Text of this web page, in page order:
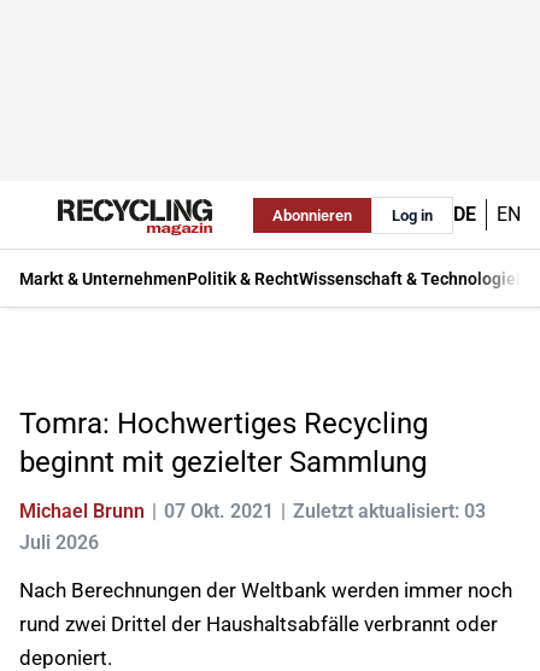
Abonnieren Log in DE EN
Markt & UnternehmenPolitik & RechtWissenschaft & Technologie
Tomra: Hochwertiges Recycling
beginnt mit gezielter Sammlung
Michael Brunn 07 Okt. 2021
Zuletzt aktualisiert: 03
Juli 2026
Nach Berechnungen der Weltbank werden immer noch
rund zwei Drittel der Haushaltsabfälle verbrannt oder
deponiert.